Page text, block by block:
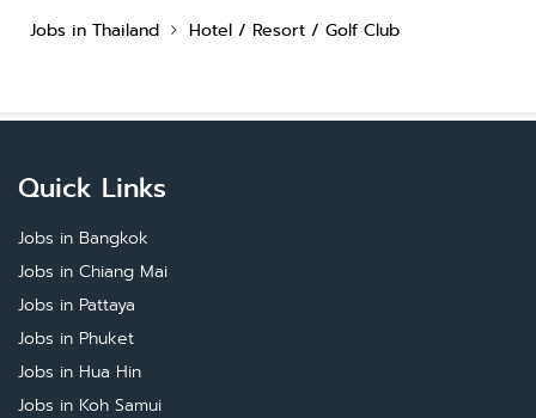
Jobs in Thailand Hotel / Resort / Golf Club
Quick Links
Jobs in Bangkok
Jobs in Chiang Mai
Jobs in Pattaya
Jobs in Phuket
Jobs in Hua Hin
Jobs in Koh Samui